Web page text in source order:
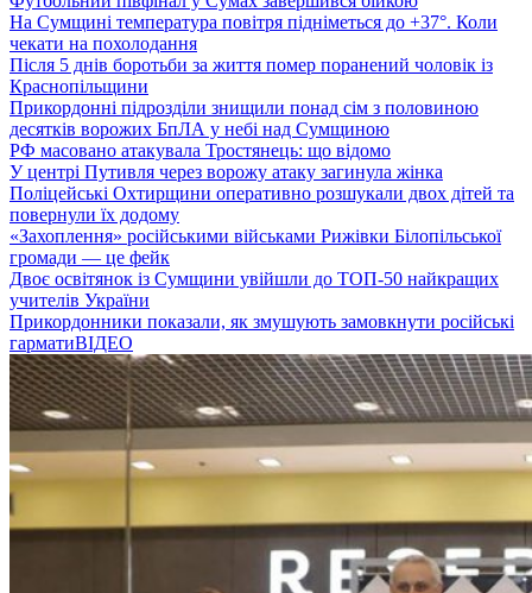
На Сумщині температура повітря підніметься до +37°. Коли
чекати на похолодання
Після 5 днів боротьби за життя помер поранений чоловік із
Краснопільщини
Прикордонні підрозділи знищили понад сім з половиною
десятків ворожих БпЛА у небі над Сумщиною
РФ масовано атакувала Тростянець: що відомо
У центрі Путивля через ворожу атаку загинула жінка
Поліцейські Охтирщини оперативно розшукали двох дітей та
повернули їх додому
«Захоплення» російськими військами Рижівки Білопільської
громади — це фейк
Двоє освітянок із Сумщини увійшли до ТОП-50 найкращих
учителів України
Прикордонники показали, як змушують замовкнути російські
гарматиВІДЕО